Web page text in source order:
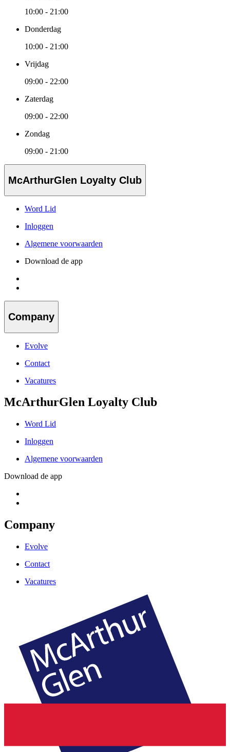
10:00 - 21:00
Donderdag
10:00 - 21:00
Vrijdag
09:00 - 22:00
Zaterdag
09:00 - 22:00
Zondag
09:00 - 21:00
McArthurGlen Loyalty Club
Word Lid
Inloggen
Algemene voorwaarden
Download de app
Company
Evolve
Contact
Vacatures
McArthurGlen Loyalty Club
Word Lid
Inloggen
Algemene voorwaarden
Download de app
Company
Evolve
Contact
Vacatures